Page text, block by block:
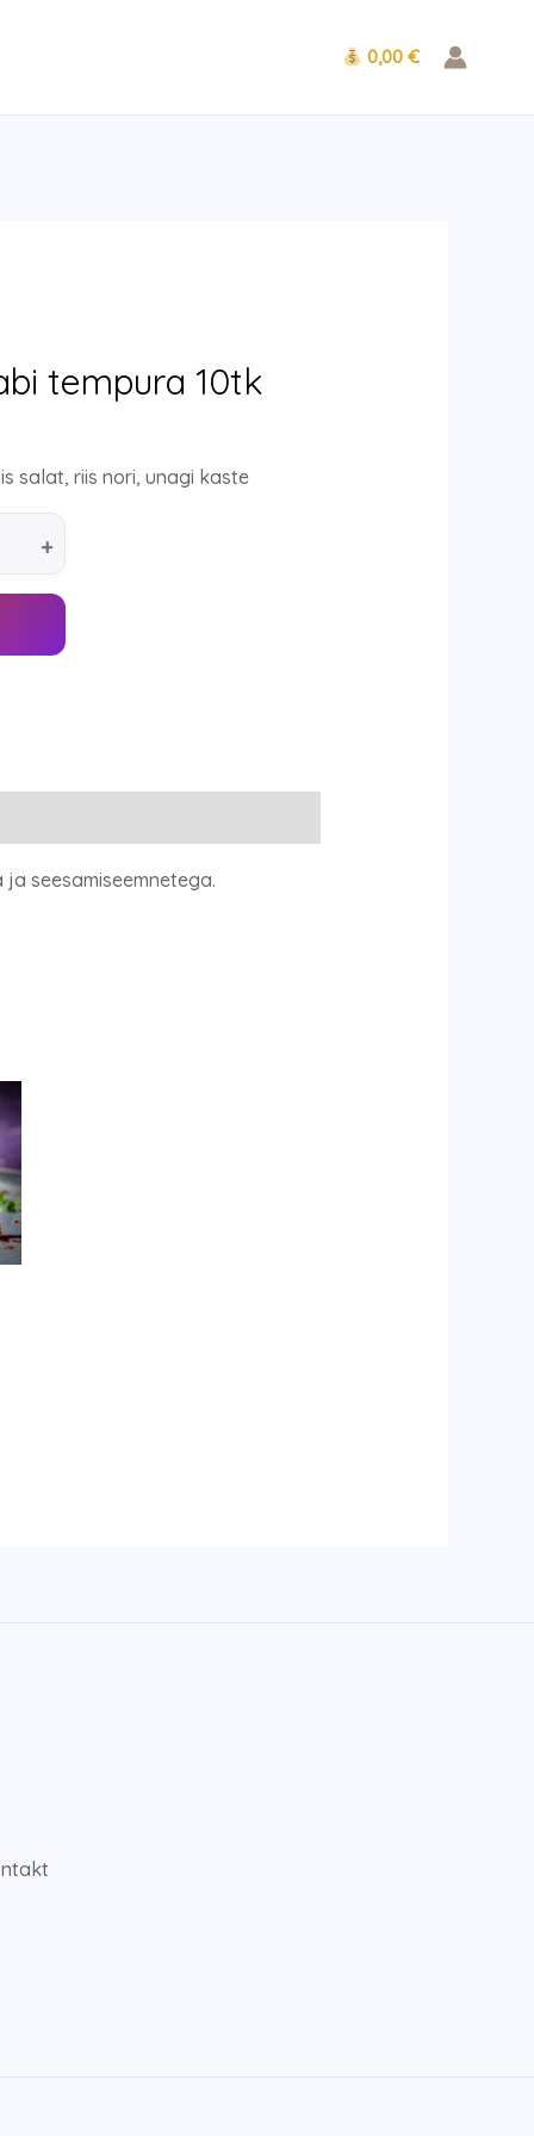
0,00 €
tempura 10tk
salat, riis nori, unagi kaste
+
seesamiseemnetega.